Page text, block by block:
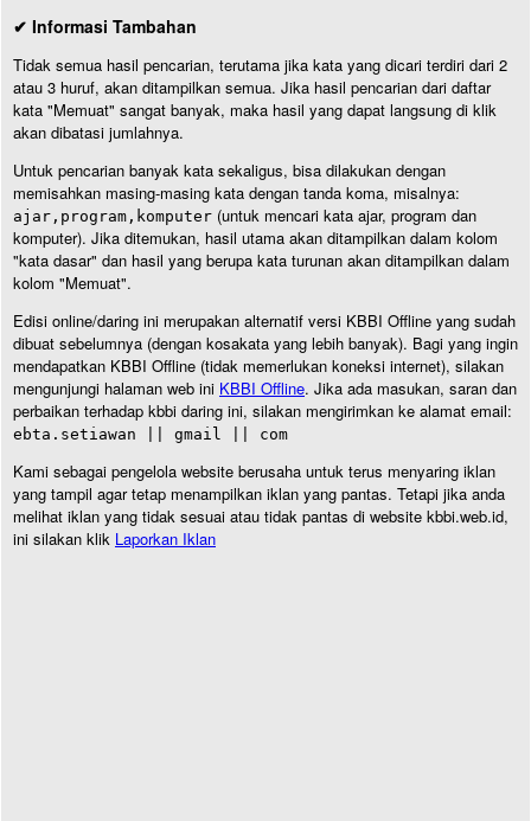
✔ Informasi Tambahan
Tidak semua hasil pencarian, terutama jika kata yang dicari terdiri dari 2
atau 3 huruf, akan ditampilkan semua. Jika hasil pencarian dari daftar
kata "Memuat" sangat banyak, maka hasil yang dapat langsung di klik
akan dibatasi jumlahnya.
Untuk pencarian banyak kata sekaligus, bisa dilakukan dengan
memisahkan masing-masing kata dengan tanda koma, misalnya:
ajar,program,komputer (untuk mencari kata ajar, program dan
komputer). Jika ditemukan, hasil utama akan ditampilkan dalam kolom
"kata dasar" dan hasil yang berupa kata turunan akan ditampilkan dalam
kolom "Memuat".
Edisi online/daring ini merupakan alternatif versi KBBI Offline yang sudah
dibuat sebelumnya (dengan kosakata yang lebih banyak). Bagi yang ingin
mendapatkan KBBI Offline (tidak memerlukan koneksi internet), silakan
mengunjungi halaman web ini KBBI Offline. Jika ada masukan, saran dan
perbaikan terhadap kbbi daring ini, silakan mengirimkan ke alamat email:
ebta.setiawan || gmail || com
Kami sebagai pengelola website berusaha untuk terus menyaring iklan
yang tampil agar tetap menampilkan iklan yang pantas. Tetapi jika anda
melihat iklan yang tidak sesuai atau tidak pantas di website kbbi.web.id,
ini silakan klik Laporkan Iklan